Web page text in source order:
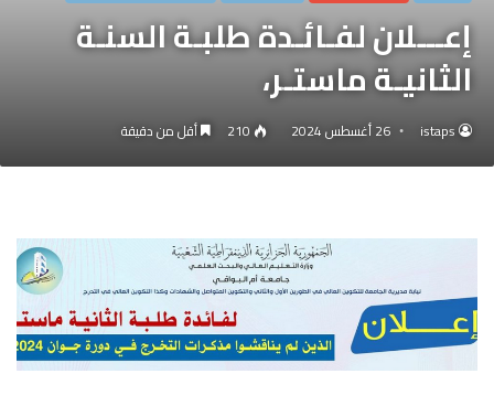
إعـــلان لفـائـدة طلبـة السنـة
الثانيـة ماستـر،
istaps 26 أغسطس 2024 210 أقل من دقيقة